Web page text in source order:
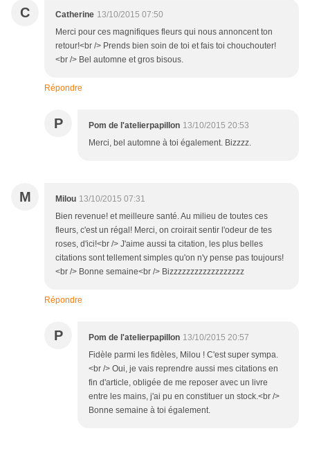
C Catherine 13/10/2015 07:50
Merci pour ces magnifiques fleurs qui nous annoncent ton
retour!<br /> Prends bien soin de toi et fais toi chouchouter!
<br /> Bel automne et gros bisous.
Répondre
P Pom de l'atelierpapillon 13/10/2015 20:53
Merci, bel automne à toi également. Bizzzz.
M Milou 13/10/2015 07:31
Bien revenue! et meilleure santé. Au milieu de toutes ces
fleurs, c'est un régal! Merci, on croirait sentir l'odeur de tes
roses, d'ici!<br /> J'aime aussi ta citation, les plus belles
citations sont tellement simples qu'on n'y pense pas toujours!
<br /> Bonne semaine<br /> Bizzzzzzzzzzzzzzzzzz
Répondre
P Pom de l'atelierpapillon 13/10/2015 20:57
Fidèle parmi les fidèles, Milou ! C'est super sympa.
<br /> Oui, je vais reprendre aussi mes citations en
fin d'article, obligée de me reposer avec un livre
entre les mains, j'ai pu en constituer un stock.<br />
Bonne semaine à toi également.